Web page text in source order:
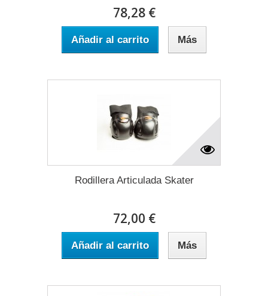
78,28 €
Añadir al carrito Más
Rodillera Articulada Skater
72,00 €
Añadir al carrito Más